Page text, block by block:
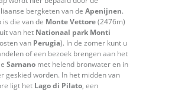
bergketen van de Apenijnen.
is die van de Monte Vettore(2476m)
van het Nationaal park Monti
van Perugia). In de zomer kunt u
of een bezoek brengen aan het
Sarnano met helend bronwater en in
geskied worden. In het midden van
ligt het Lago di Pilato, een